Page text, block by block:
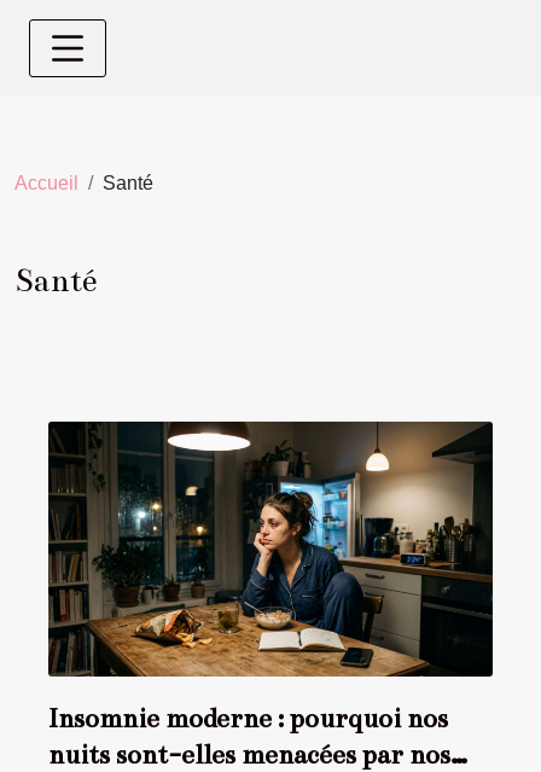
Accueil Santé
Santé
Insomnie moderne : pourquoi nos
nuits sont-elles menacées par nos